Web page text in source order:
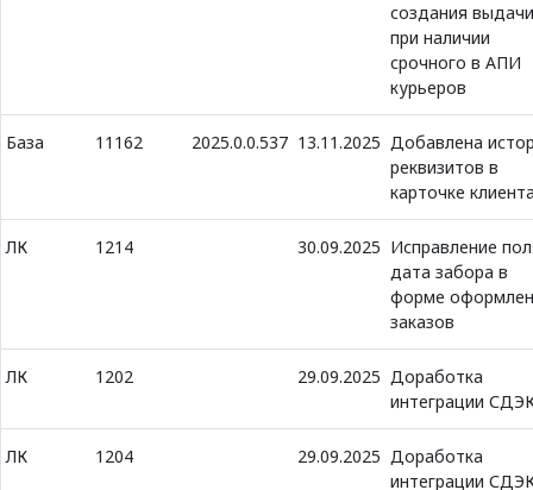
создания выдачи
при наличии
срочного в АПИ
курьеров
База 11162 2025.0.0.537 13.11.2025 Добавлена
реквизитов в
карточке
ЛК 1214 30.09.2025 Исправление
дата забора в
форме
заказов
ЛК 1202 29.09.2025 Доработка
интеграции
ЛК 1204 29.09.2025 Доработка
интеграции